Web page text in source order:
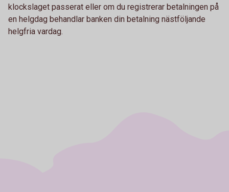
klockslaget passerat eller om du registrerar betalningen på
en helgdag behandlar banken din betalning nästföljande
helgfria vardag.